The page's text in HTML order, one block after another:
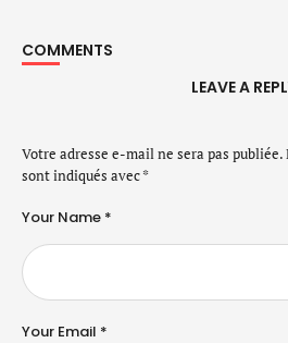
COMMENTS
LEAVE A
Votre adresse e-mail ne sera pas publiée.
sont indiqués avec*
Your Name *
Your Email *